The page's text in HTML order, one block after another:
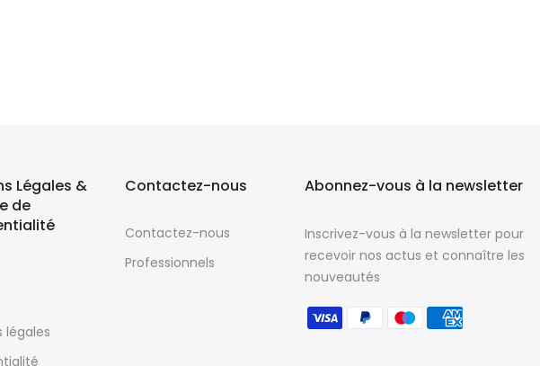
Légales &
de
légales
Contactez-nous
Contactez-nous
Professionnels
Abonnez-vous à la newsletter
Inscrivez-vous à la newsletter pour
recevoir nos actus et connaître les
nouveautés